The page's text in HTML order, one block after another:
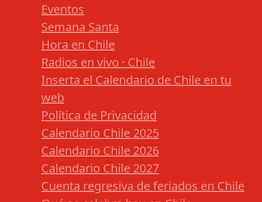
Eventos
Semana Santa
Hora en Chile
Radios en vivo · Chile
Inserta el Calendario de Chile en tu
web
Política de Privacidad
Calendario Chile 2025
Calendario Chile 2026
Calendario Chile 2027
Cuenta regresiva de feriados en Chile